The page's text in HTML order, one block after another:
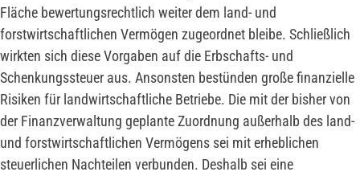
Fläche bewertungsrechtlich weiter dem land- und
forstwirtschaftlichen Vermögen zugeordnet bleibe. Schließlich
wirkten sich diese Vorgaben auf die Erbschafts- und
Schenkungssteuer aus. Ansonsten bestünden große finanzielle
Risiken für landwirtschaftliche Betriebe. Die mit der bisher von
der Finanzverwaltung geplante Zuordnung außerhalb des land-
und forstwirtschaftlichen Vermögens sei mit erheblichen
steuerlichen Nachteilen verbunden. Deshalb sei eine